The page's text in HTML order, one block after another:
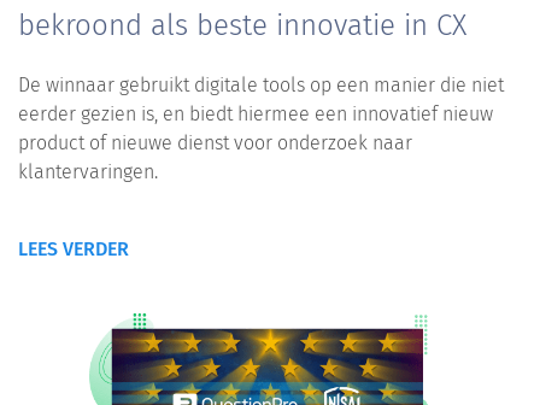
bekroond als beste innovatie in CX
De winnaar gebruikt digitale tools op een manier die niet
eerder gezien is, en biedt hiermee een innovatief nieuw
product of nieuwe dienst voor onderzoek naar
klantervaringen.
LEES VERDER